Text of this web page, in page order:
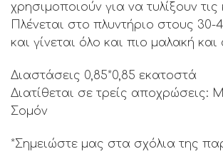
χρησιμοποιούν για να τυλίξουν τις
Πλένεται στο πλυντήριο στους
και γίνεται όλο και πιο μαλακή
Διαστάσεις 0,85*0,85 εκατοστά
Διατίθεται σε τρείς αποχρώσεις:
Σομόν
*Σημειώστε μας στα σχόλια της